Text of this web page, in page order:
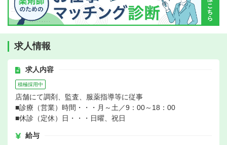
求人情報
求人内容
積極採用中
店舗にて調剤、監査、服薬指導等に従事
■診療（営業）時間・・・月～土／9：00～18：00
■休診（定休）日・・・日曜、祝日
給与